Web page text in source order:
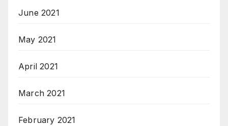
June 2021
May 2021
April 2021
March 2021
February 2021